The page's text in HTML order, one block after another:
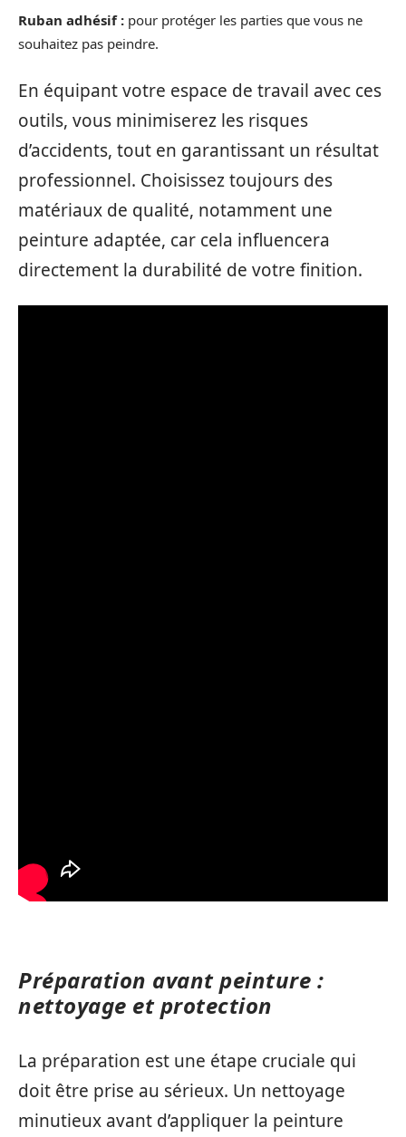
Ruban adhésif : pour protéger les parties que vous ne
souhaitez pas peindre.
En équipant votre espace de travail avec ces
outils, vous minimiserez les risques
d’accidents, tout en garantissant un résultat
professionnel. Choisissez toujours des
matériaux de qualité, notamment une
peinture adaptée, car cela influencera
directement la durabilité de votre finition.
Préparation avant peinture :
nettoyage et protection
La préparation est une étape cruciale qui
doit être prise au sérieux. Un nettoyage
minutieux avant d’appliquer la peinture